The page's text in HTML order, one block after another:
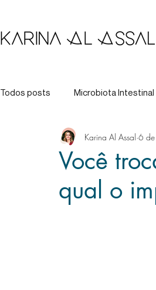
Todos posts Microbiota Intestinal
Longevidade Tratamento
Você
qual o
Karina Al Assal 6